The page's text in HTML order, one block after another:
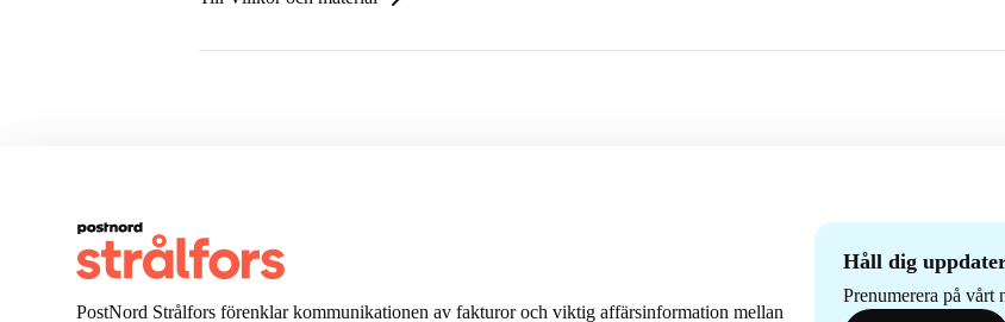
PostNord Strålfors förenklar kommunikationen av fakturor och viktig affärsinformation mellan
Håll dig
Prenumerera på vårt